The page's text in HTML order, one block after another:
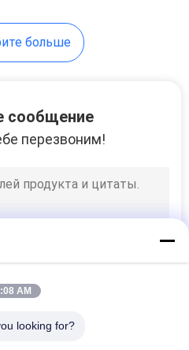
Kraft
чашки
больше
сообщение
перезвоним!
AM
looking for?